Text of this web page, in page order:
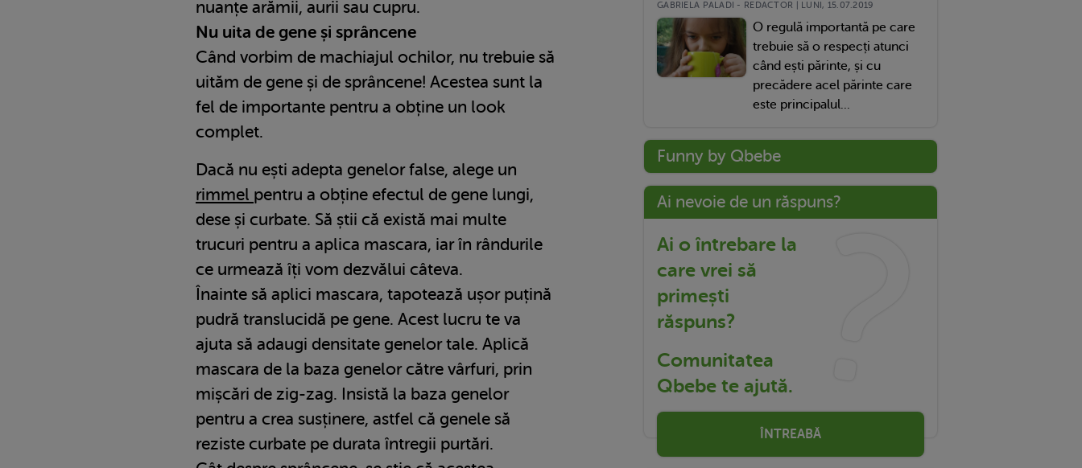
nuanțe arămii, aurii sau cupru.
Nu uita de gene și sprâncene
Când vorbim de machiajul ochilor, nu trebuie să
uităm de gene și de sprâncene! Acestea sunt la
fel de importante pentru a obține un look
complet.
Dacă nu ești adepta genelor false, alege un
rimmel pentru a obține efectul de gene lungi,
dese și curbate. Să știi că există mai multe
trucuri pentru a aplica mascara, iar în rândurile
ce urmează îți vom dezvălui câteva.
Înainte să aplici mascara, tapotează ușor puțină
pudră translucidă pe gene. Acest lucru te va
ajuta să adaugi densitate genelor tale. Aplică
mascara de la baza genelor către vârfuri, prin
mișcări de zig-zag. Insistă la baza genelor
pentru a crea susținere, astfel că genele să
reziste curbate pe durata întregii purtări.
GABRIELA PALADI - REDACTOR | LUNI, 15.07.2019
O regulă importantă pe care
trebuie să o respecți atunci
când ești părinte, și cu
precădere acel părinte care
este principalul...
Funny by Qbebe
Ai nevoie de un răspuns?
Ai o întrebare la
care vrei să
primești
răspuns?
Comunitatea
Qbebe te ajută.
ÎNTREABĂ